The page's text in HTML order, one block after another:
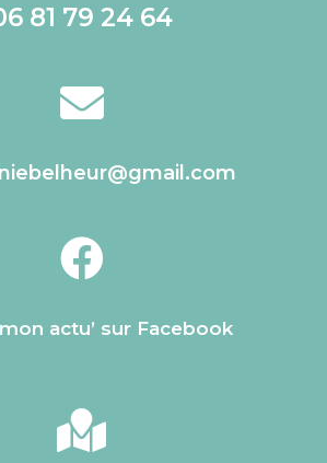
81 79 24 64


actu’ sur Facebook
